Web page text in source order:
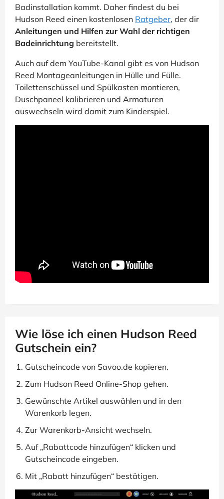
Badinstallation kommt. Daher findest du bei
Hudson Reed einen kostenlosen Ratgeber, der dir
Anleitungen und Hilfen zur Wahl der richtigen
Badeinrichtung bereitstellt.
Auch auf dem YouTube-Kanal gibt es von Hudson
Reed Montageanleitungen in Hülle und Fülle.
Toilettenschüssel und Spülkasten montieren,
Duschpaneel kalibrieren und Armaturen
auswechseln wird damit zum Kinderspiel.
Wie löse ich einen Hudson Reed
Gutschein ein?
Gutscheincode von Savoo.de kopieren.
Zum Hudson Reed Online-Shop gehen.
Gewünschte Artikel auswählen und in den
Warenkorb legen.
Zur Warenkorb-Ansicht wechseln.
Auf „Rabattcode hinzufügen“ klicken und
Gutscheincode eingeben.
Mit „Rabatt hinzufügen“ bestätigen.